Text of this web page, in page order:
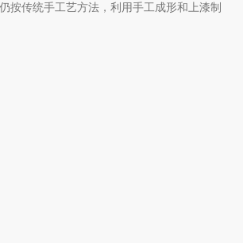
按传统手工艺方法，利用手工成形和上漆制